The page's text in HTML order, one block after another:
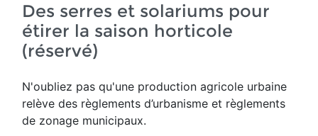
Des serres et solariums pour
étirer la saison horticole
(réservé)
N'oubliez pas qu'une production agricole urbaine
relève des règlements d’urbanisme et règlements
de zonage municipaux.